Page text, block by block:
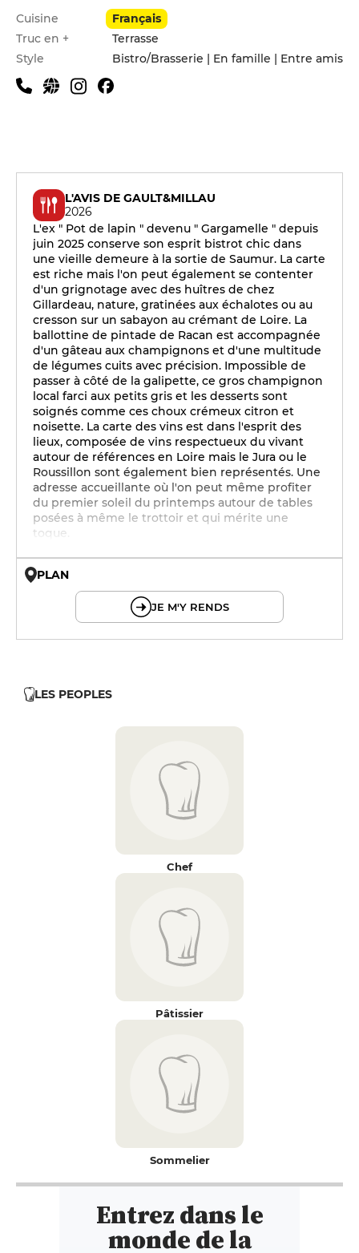
Infos pratiques
Cuisine
Français
Truc en +
Terrasse
Style
Bistro/Brasserie | En famille | Entre amis
L'AVIS DE GAULT&MILLAU
2026
L'ex " Pot de lapin " devenu " Gargamelle " depuis
juin 2025 conserve son esprit bistrot chic dans
une vieille demeure à la sortie de Saumur. La carte
est riche mais l'on peut également se contenter
d'un grignotage avec des huîtres de chez
Gillardeau, nature, gratinées aux échalotes ou au
cresson sur un sabayon au crémant de Loire. La
ballottine de pintade de Racan est accompagnée
d'un gâteau aux champignons et d'une multitude
de légumes cuits avec précision. Impossible de
passer à côté de la galipette, ce gros champignon
local farci aux petits gris et les desserts sont
soignés comme ces choux crémeux citron et
noisette. La carte des vins est dans l'esprit des
lieux, composée de vins respectueux du vivant
autour de références en Loire mais le Jura ou le
Roussillon sont également bien représentés. Une
adresse accueillante où l'on peut même profiter
du premier soleil du printemps autour de tables
posées à même le trottoir et qui mérite une
toque.
PLAN
JE M'Y RENDS
LES PEOPLES
Chef
Pâtissier
Sommelier
Entrez dans le
monde de la